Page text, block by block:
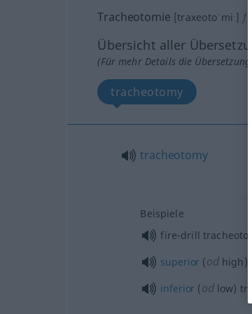
Tracheotomie [traxeotoˈmiː] f
Übersicht aller
(Für mehr Details die
tracheotomy
tracheotomy
Beispiele
fire-drill
superior (odhigh)
inferior (odlow)